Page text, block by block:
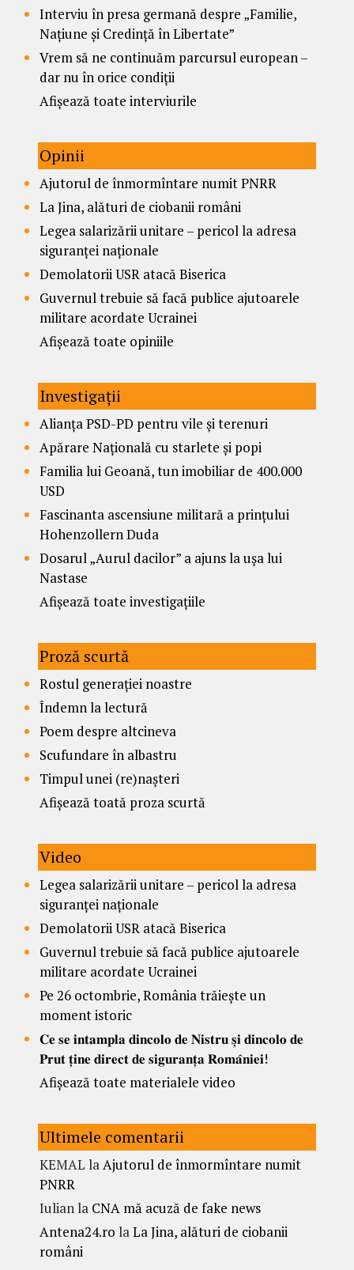
Interviu în presa germană despre „Familie,
Națiune și Credință în Libertate”
Vrem să ne continuăm parcursul european –
dar nu în orice condiții
Afișează toate interviurile
Opinii
Ajutorul de înmormîntare numit PNRR
La Jina, alături de ciobanii români
Legea salarizării unitare – pericol la adresa
siguranței naționale
Demolatorii USR atacă Biserica
Guvernul trebuie să facă publice ajutoarele
militare acordate Ucrainei
Afișează toate opiniile
Investigații
Alianța PSD-PD pentru vile și terenuri
Apărare Națională cu starlete și popi
Familia lui Geoană, tun imobiliar de 400.000
USD
Fascinanta ascensiune militară a prințului
Hohenzollern Duda
Dosarul „Aurul dacilor” a ajuns la ușa lui
Nastase
Afișează toate investigațiile
Proză scurtă
Rostul generației noastre
Îndemn la lectură
Poem despre altcineva
Scufundare în albastru
Timpul unei (re)nașteri
Afișează toată proza scurtă
Video
Legea salarizării unitare – pericol la adresa
siguranței naționale
Demolatorii USR atacă Biserica
Guvernul trebuie să facă publice ajutoarele
militare acordate Ucrainei
Pe 26 octombrie, România trăiește un
moment istoric
𝐂𝐞 𝐬𝐞 𝐢𝐧𝐭𝐚𝐦𝐩𝐥𝐚 𝐝𝐢𝐧𝐜𝐨𝐥𝐨 𝐝𝐞 𝐍𝐢𝐬𝐭𝐫𝐮 𝐬̦𝐢 𝐝𝐢𝐧𝐜𝐨𝐥𝐨 𝐝𝐞
𝐏𝐫𝐮𝐭 𝐭̦𝐢𝐧𝐞 𝐝𝐢𝐫𝐞𝐜𝐭 𝐝𝐞 𝐬𝐢𝐠𝐮𝐫𝐚𝐧𝐭̦𝐚 𝐑𝐨𝐦𝐚̂𝐧𝐢𝐞𝐢!
Afișează toate materialele video
Ultimele comentarii
KEMAL laAjutorul de înmormîntare numit
PNRR
Iulianla CNA mă acuză de fake news
Antena24.ro laLa Jina, alături de ciobanii
români